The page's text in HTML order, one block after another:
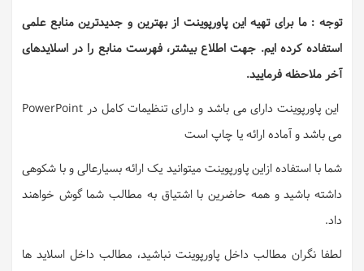
توجه : ما برای تهیه این پاورپوینت از بهترین و جدیدترین منابع علمی
استفاده کرده ایم. جهت اطلاع بیشتر، فهرست منابع را در اسلایدهای
آخر ملاحظه فرمایید.
این پاورپوینت دارای می باشد و دارای تنظیمات کامل در PowerPoint
می باشد و آماده ارائه یا چاپ است
شما با استفاده ازاین پاورپوینت میتوانید یک ارائه بسیارعالی و با شکوهی
داشته باشید و همه حاضرین با اشتیاق به مطالب شما گوش خواهند
داد.
لطفا نگران مطالب داخل پاورپوینت نباشید، مطالب داخل اسلاید ها